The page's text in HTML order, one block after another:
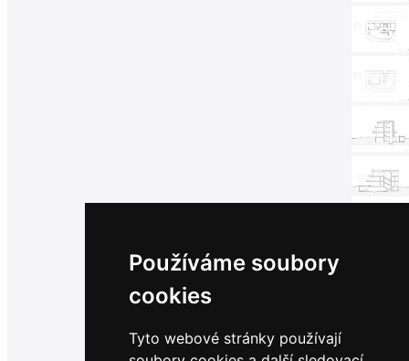
Používáme soubory
cookies
Tyto webové stránky používají